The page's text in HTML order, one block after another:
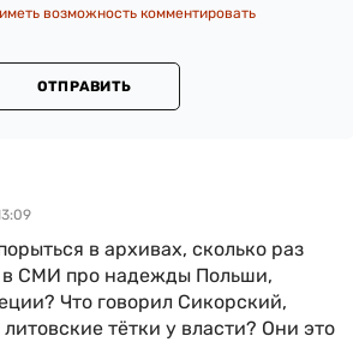
возможность комментировать
ОТПРАВИТЬ
в архивах, сколько раз
СМИ про надежды Польши,
Что говорил Сикорский,
тётки у власти? Они это